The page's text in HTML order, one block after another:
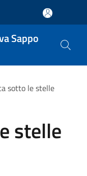
Sappo
sotto le stelle
stelle